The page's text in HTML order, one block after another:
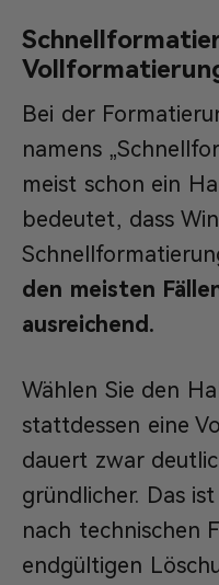
Bei der
namens
meist schon ein
bedeutet, dass
den meisten
ausreichend.
Wählen Sie den
stattdessen eine
dauert zwar
gründlicher. Das
nach technischen
endgültigen